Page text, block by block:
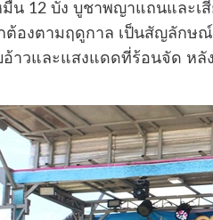
น 12 บั้ง บูชาพญาแถนและเ
ต้องตามฤดูกาล เป็นสัญลัก
าวและแสงแดดที่ร้อนจัด หลั